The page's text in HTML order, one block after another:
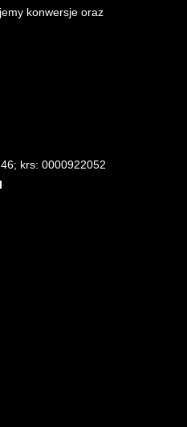
konwersje oraz
krs: 0000922052